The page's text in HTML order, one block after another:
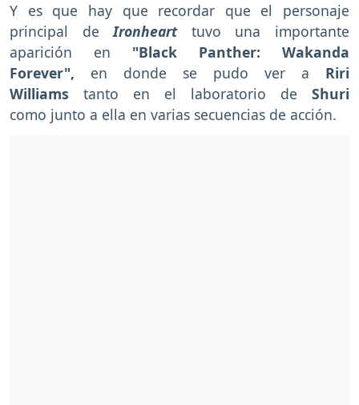
Y es que hay que recordar que el personaje
principal de Ironheart tuvo una importante
aparición en "Black Panther: Wakanda
Forever", en donde se pudo ver a Riri
Williams tanto en el laboratorio de Shuri
como junto a ella en varias secuencias de acción.